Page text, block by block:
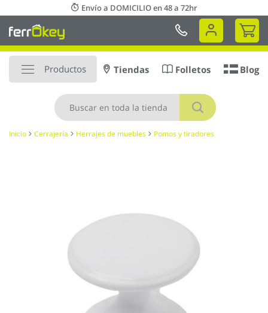
al
contenido
Envío a DOMICILIO en 48 a 72hr
Mi
Productos
Buscar
Tiendas Folletos Blog
Inicio Cerrajería Herrajes de muebles Pomos y tiradores